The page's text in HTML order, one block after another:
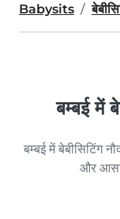
Babysits
बम्बई में
बम्बई में बेबीसिटिंग
और